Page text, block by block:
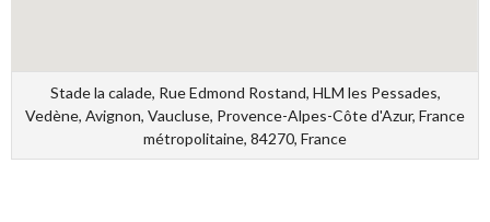
Stade la calade, Rue Edmond Rostand, HLM les Pessades,
Vedène, Avignon, Vaucluse, Provence-Alpes-Côte d'Azur, France
métropolitaine, 84270, France